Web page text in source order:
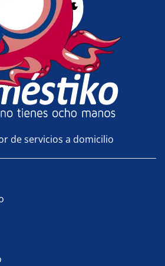
de servicios a domicilio